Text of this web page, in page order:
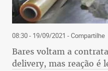
08:30 - 19/09/2021 - Compartilhe
Bares voltam a
delivery, mas reação é